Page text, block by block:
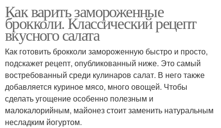
Как варить замороженные
брокколи. Классический рецепт
вкусного салата
Как готовить брокколи замороженную быстро и просто,
подскажет рецепт, опубликованный ниже. Это самый
востребованный среди кулинаров салат. В него также
добавляется куриное мясо, много овощей. Чтобы
сделать угощение особенно полезным и
малокалорийным, майонез стоит заменить натуральным
несладким йогуртом.